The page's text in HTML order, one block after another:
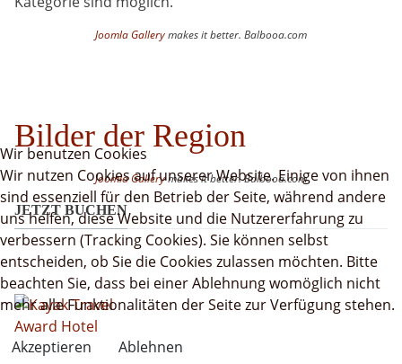
Joomla Gallerymakes it better. Balbooa.com
Bilder der Region
Joomla Gallerymakes it better. Balbooa.com
JETZT BUCHEN
Wir benutzen Cookies
Wir nutzen Cookies auf unserer Website. Einige von ihnen
sind essenziell für den Betrieb der Seite, während andere
uns helfen, diese Website und die Nutzererfahrung zu
verbessern (Tracking Cookies). Sie können selbst
entscheiden, ob Sie die Cookies zulassen möchten. Bitte
beachten Sie, dass bei einer Ablehnung womöglich nicht
mehr alle Funktionalitäten der Seite zur Verfügung stehen.
Akzeptieren
Ablehnen